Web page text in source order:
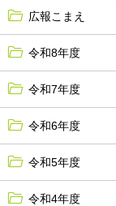
広報こまえ
令和8年度
令和7年度
令和6年度
令和5年度
令和4年度